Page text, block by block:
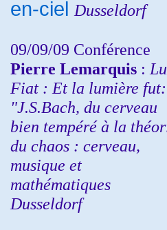
en-ciel Dusseldorf
09/09/09 Conférence
Pierre Lemarquis :
Fiat : Et la lumière fut:
"J.S.Bach, du cerveau
bien tempéré à la
du chaos : cerveau,
musique et
mathématiques
Dusseldorf